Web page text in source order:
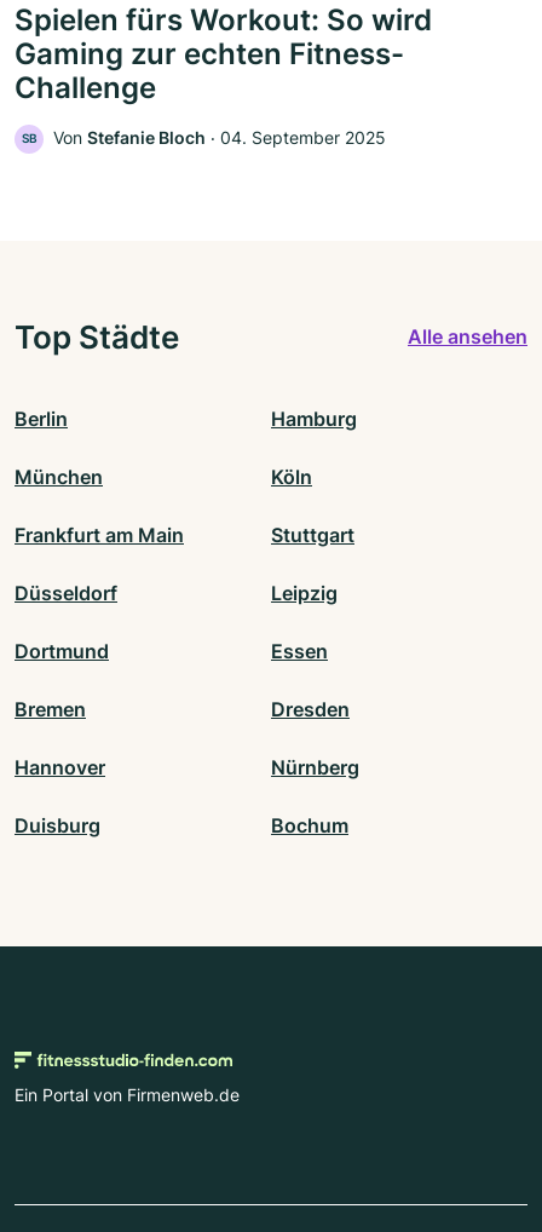
Spielen fürs Workout: So wird
Gaming zur echten Fitness-
Challenge
SB Von Stefanie Bloch ‧ 04. September 2025
Top Städte Alle ansehen
Berlin Hamburg
München Köln
Frankfurt am Main Stuttgart
Düsseldorf Leipzig
Dortmund Essen
Bremen Dresden
Hannover Nürnberg
Duisburg Bochum
Ein Portal von Firmenweb.de